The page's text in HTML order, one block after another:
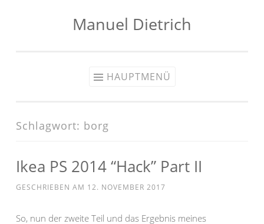
Manuel Dietrich
HAUPTMENÜ
Schlagwort: borg
Ikea PS 2014 “Hack” Part II
GESCHRIEBEN AM 12. NOVEMBER 2017
So, nun der zweite Teil und das Ergebnis meines